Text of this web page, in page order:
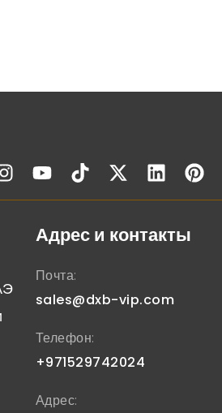
Адрес и контакты
Почта:
sales@dxb-vip.com
Телефон:
+971529742024
Адрес: